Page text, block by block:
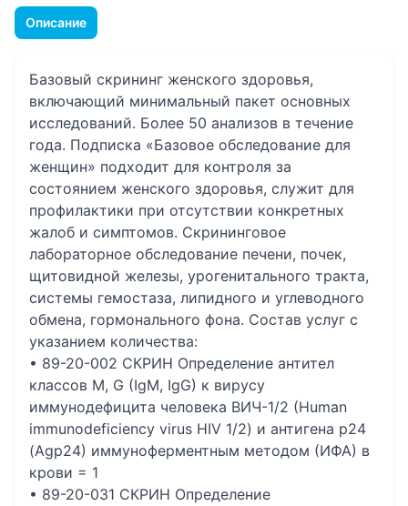
Описание
Базовый скрининг женского здоровья,
включающий минимальный пакет основных
исследований. Более 50 анализов в течение
года. Подписка «Базовое обследование для
женщин» подходит для контроля за
состоянием женского здоровья, служит для
профилактики при отсутствии конкретных
жалоб и симптомов. Скрининговое
лабораторное обследование печени, почек,
щитовидной железы, урогенитального тракта,
системы гемостаза, липидного и углеводного
обмена, гормонального фона. Состав услуг с
указанием количества:
• 89-20-002 СКРИН Определение антител
классов M, G (IgM, IgG) к вирусу
иммунодефицита человека ВИЧ-1/2 (Human
immunodeficiency virus HIV 1/2) и антигена p24
(Agp24) иммуноферментным методом (ИФА) в
крови = 1
• 89-20-031 СКРИН Определение